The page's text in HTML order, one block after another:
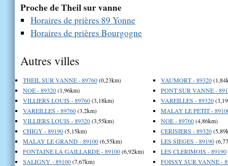
Proche de Theil sur vanne
Horaires de prières 89 Yonne
Horaires de prières Bourgogne
Autres villes
THEIL SUR VANNE - 89760(0,23km)
NOE - 89320(1,96km)
VILLIERS LOUIS - 89760(3,18km)
VAREILLES - 89760(3,2km)
VILLIERS LOUIS - 89320(3,55km)
CHIGY - 89190(5,15km)
MALAY LE GRAND - 89100(6,55km)
FONTAINE LA GAILLARDE - 89100(6,92km)
SALIGNY - 89100(7,67km)
VAUMORT - 89320
PONT SUR VANNE -
VAREILLES - 89320
MALAY LE PETIT -
NOE - 89760(4,86km)
CERISIERS - 89320
LES SIEGES - 89190
LES CLERIMOIS - 89190
FOISSY SUR VANNE -